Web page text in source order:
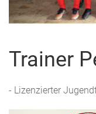
Trainer
- Lizenzierter